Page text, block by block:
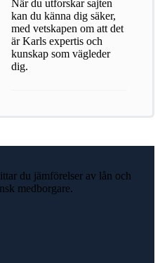
När du utforskar sajten
kan du känna dig säker,
med vetskapen om att det
är Karls expertis och
kunskap som vägleder
dig.
du jämförelser av lån och
medborgare.